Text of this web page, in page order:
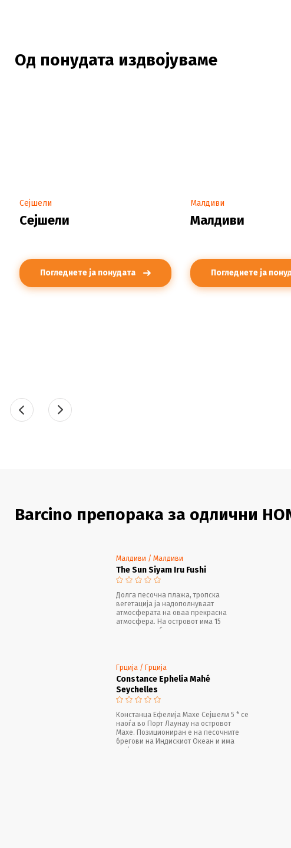
Oд понудата издвојуваме
Сејшели
Сејшели
Погледнете ја понудата
Малдиви
Малдиви
Погледнете ја
Barcino препорака за одлични
Малдиви / Малдиви
The Sun Siyam Iru Fushi
Долга песочна плажа, тропска
вегетација ја надополнуваат
атмосферата на оваа прекрасна
атмосфера. На островот има 15
ресторани и барови кои нудат одличен
Грција / Грција
Constance Ephelia Mahé
Seychelles
Констанца Ефелија Махе Сејшели 5 * се
наоѓа во Порт Лаунау на островот
Махе. Позициониран е на песочните
брегови на Индискиот Океан и има
своја приватна плажа.